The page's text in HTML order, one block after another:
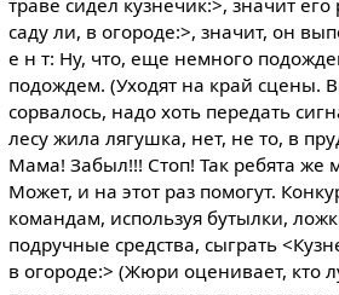
траве сидел кузнечик:>, значит
саду ли, в огороде:>, значит, он
е н т: Ну, что, еще немного
подождем. (Уходят на край сцены.
сорвалось, надо хоть передать
лесу жила лягушка, нет, не то, в
Мама! Забыл!!! Стоп! Так ребята же
Может, и на этот раз помогут.
командам, используя бутылки,
подручные средства, сыграть
в огороде:> (Жюри оценивает, кто